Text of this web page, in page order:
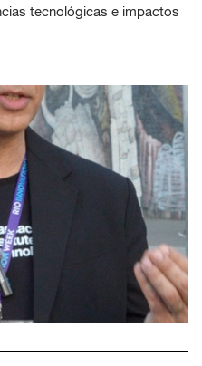
tecnológicas e impactos